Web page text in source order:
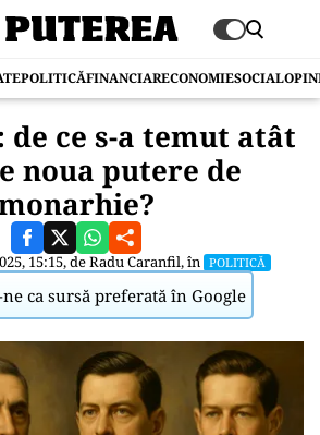
POLITICĂFINANCIARECONOMIESOCIAL
de ce s-a temut atât
noua putere de
15:15, deRadu Caranfil, în POLITICĂ
ne ca sursă preferată în Google